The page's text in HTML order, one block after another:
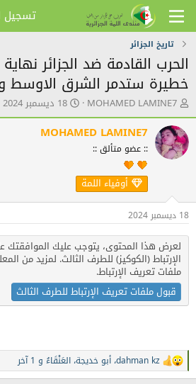
تسجيل
تاريخ الجزائر
الحرب القادمة ضد الجزائر
خطيرة ستدمر الشرق الاوسط
ك
ا
ت
ب
ا
ض
و
ع
MOHAMED LAMINE7 ت
ا
ر
ي
ش
18 ديسمبر 2024
MOHAMED LAMINE7
:: عضو متألق ::
أوفياء اللمة
18 ديسمبر 2024
لعرض هذا المحتوى، يتوجب عليك الموافقتك
الإرتباط (الكوكيز) للطرف الثالث. لمزيد من
ملفات تعريف الإرتباط.
قبول ملفات تعريف الإرتباط للطرف الثالث
ا
ل
dahman kz، أبو خديجة، العَنْقَاءُ و 1 آخر